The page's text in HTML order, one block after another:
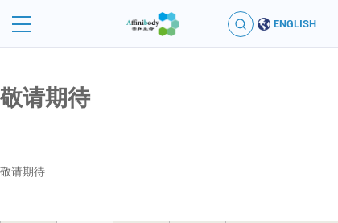
ENGLISH
敬请期待
敬请期待